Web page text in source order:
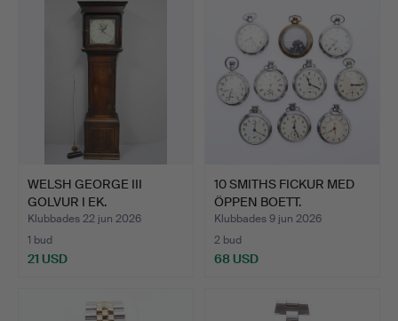
WELSH GEORGE III
GOLVUR I EK.
Klubbades 22 jun 2026
1 bud
21 USD
10 SMITHS FICKUR MED
ÖPPEN BOETT.
Klubbades 9 jun 2026
2 bud
68 USD